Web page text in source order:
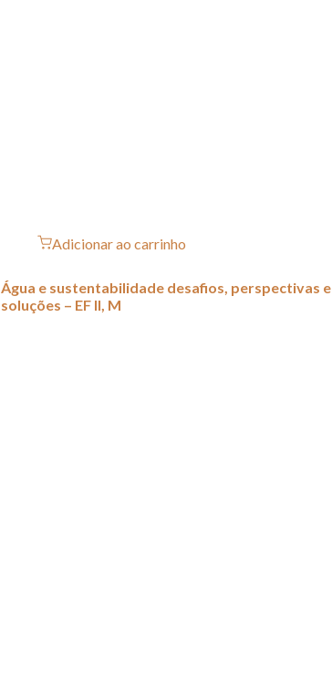
Adicionar ao carrinho
Água e sustentabilidade desafios, perspectivas e
soluções – EF II, M